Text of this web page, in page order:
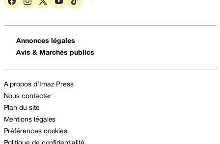
Annonces légales
Avis & Marchés publics
A propos d’Imaz Press
Nous contacter
Plan du site
Mentions légales
Préférences cookies